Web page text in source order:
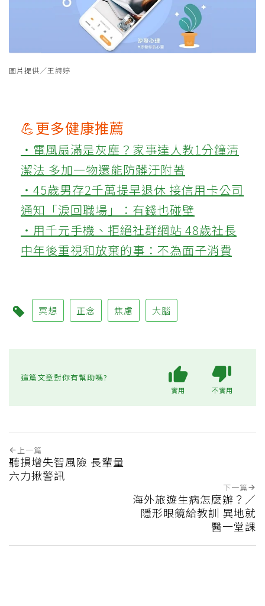
圖片提供／王詩婷
💪更多健康推薦
‧電風扇滿是灰塵？家事達人教1分鐘清
潔法 多加一物還能防髒汙附著
‧45歲男存2千萬提早退休 接信用卡公司
通知「淚回職場」：有錢也碰壁
‧用千元手機、拒絕社群網站 48歲社長
中年後重視和放棄的事：不為面子消費
冥想 正念 焦慮 大腦
這篇文章對你有幫助嗎?
實用 不實用
上一篇
聽損增失智風險 長輩量
六力揪警訊
下一篇
海外旅遊生病怎麼辦？／
隱形眼鏡給教訓 異地就
醫一堂課